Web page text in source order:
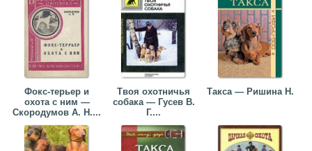
Фокс-терьер и
охота с ним —
Скородумов А. Н....
Твоя охотничья
собака — Гусев В.
Г....
Такса — Ришина Н.